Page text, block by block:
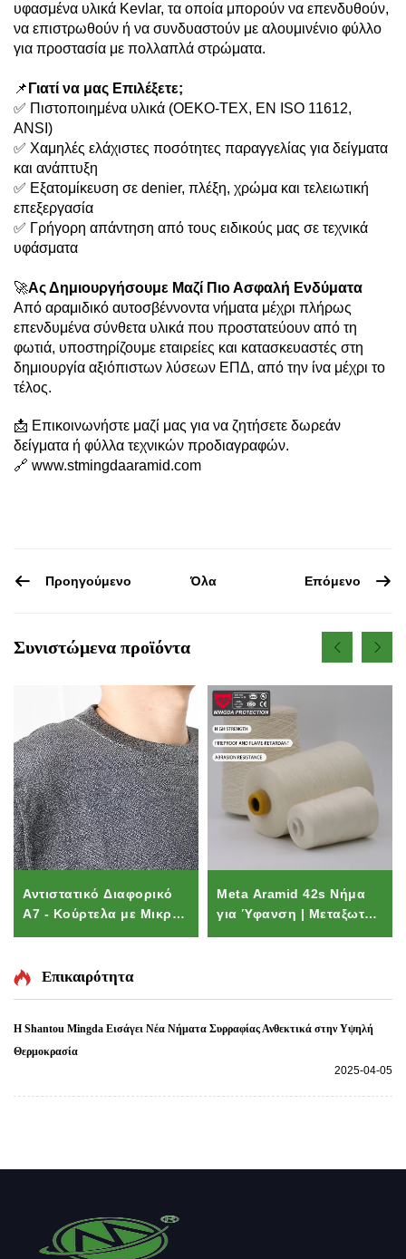
υφασμένα υλικά Kevlar, τα οποία μπορούν να επενδυθούν,
να επιστρωθούν ή να συνδυαστούν με αλουμινένιο φύλλο
για προστασία με πολλαπλά στρώματα.
📌 Γιατί να μας Επιλέξετε;
✅ Πιστοποιημένα υλικά (OEKO-TEX, EN ISO 11612,
ANSI)
✅ Χαμηλές ελάχιστες ποσότητες παραγγελίας για δείγματα
και ανάπτυξη
✅ Εξατομίκευση σε denier, πλέξη, χρώμα και τελειωτική
επεξεργασία
✅ Γρήγορη απάντηση από τους ειδικούς μας σε τεχνικά
υφάσματα
🚀Ας Δημιουργήσουμε Μαζί Πιο Ασφαλή Ενδύματα
Από αραμιδικό αυτοσβέννοντα νήματα μέχρι πλήρως
επενδυμένα σύνθετα υλικά που προστατεύουν από τη
φωτιά, υποστηρίζουμε εταιρείες και κατασκευαστές στη
δημιουργία αξιόπιστων λύσεων ΕΠΔ, από την ίνα μέχρι το
τέλος.
📩 Επικοινωνήστε μαζί μας για να ζητήσετε δωρεάν
δείγματα ή φύλλα τεχνικών προδιαγραφών.
🔗 www.stmingdaaramid.com
Προηγούμενο Όλα Επόμενο
Συνιστώμενα προϊόντα
Αντιστατικό Διαφορικό
Α7 - Κούρτελα με Μικρά
Μάνικα Αντίστασης σε
για Υπαλλήλους
Meta Aramid 42s Νήμα
για Ύφανση | Μεταξωτό
FR Νήμα για Ραπτικά
Επικαιρότητα
Η Shantou Mingda Εισάγει Νέα Νήματα Συρραφίας Ανθεκτικά στην Υψηλή
Θερμοκρασία
2025-04-05